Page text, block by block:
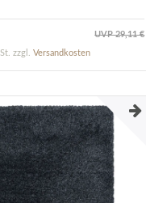
UVP 29,11 €
zzgl.Versandkosten